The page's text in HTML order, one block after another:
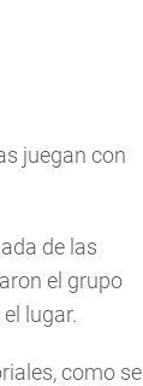
juegan con
de las
el grupo
lugar.
como se